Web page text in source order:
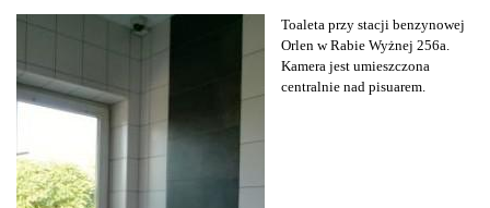
Toaleta przy stacji benzynowej
Orlen w Rabie Wyżnej 256a.
Kamera jest umieszczona
centralnie nad pisuarem.